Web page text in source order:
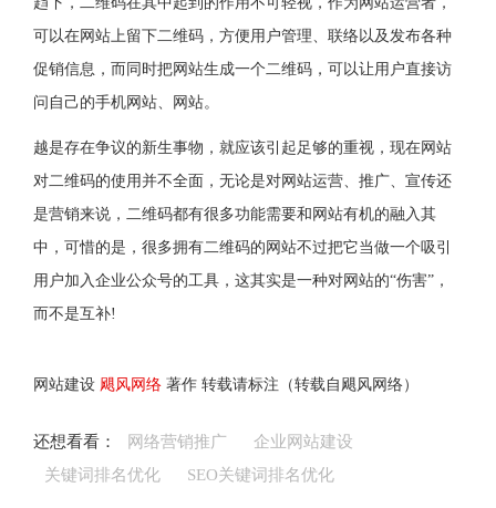
可以在网站上留下二维码，方便用户管理、联络以及发布各种
促销信息，而同时把网站生成一个二维码，可以让用户直接访
问自己的手机网站、网站。
越是存在争议的新生事物，就应该引起足够的重视，现在网站
对二维码的使用并不全面，无论是对网站运营、推广、宣传还
是营销来说，二维码都有很多功能需要和网站有机的融入其
中，可惜的是，很多拥有二维码的网站不过把它当做一个吸引
用户加入企业公众号的工具，这其实是一种对网站的“伤害”，
而不是互补!
网站建设 飓风网络 著作 转载请标注（转载自飓风网络）
还想看看： 网络营销推广
企业网站建设
关键词排名优化
SEO关键词排名优化